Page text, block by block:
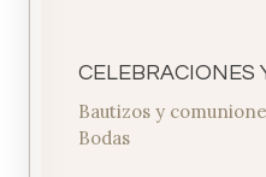
CELEBRACIONES
Bautizos y
Bodas